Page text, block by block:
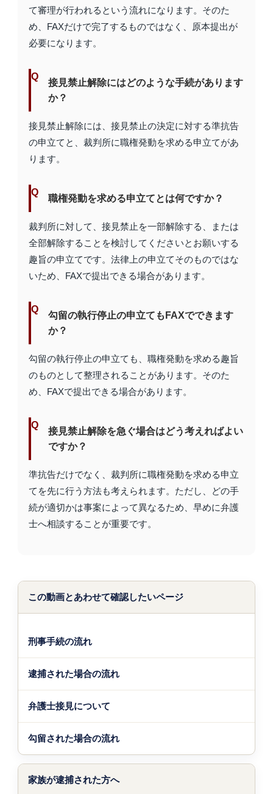
て審理が行われるという流れになります。そのた
め、FAXだけで完了するものではなく、原本提出が
必要になります。
接見禁止解除にはどのような手続があります
か？
接見禁止解除には、接見禁止の決定に対する準抗告
の申立てと、裁判所に職権発動を求める申立てがあ
ります。
職権発動を求める申立てとは何ですか？
裁判所に対して、接見禁止を一部解除する、または
全部解除することを検討してくださいとお願いする
趣旨の申立てです。法律上の申立てそのものではな
いため、FAXで提出できる場合があります。
勾留の執行停止の申立てもFAXでできます
か？
勾留の執行停止の申立ても、職権発動を求める趣旨
のものとして整理されることがあります。そのた
め、FAXで提出できる場合があります。
接見禁止解除を急ぐ場合はどう考えればよい
ですか？
準抗告だけでなく、裁判所に職権発動を求める申立
てを先に行う方法も考えられます。ただし、どの手
続が適切かは事案によって異なるため、早めに弁護
士へ相談することが重要です。
この動画とあわせて確認したいページ
刑事手続の流れ
逮捕された場合の流れ
弁護士接見について
勾留された場合の流れ
家族が逮捕された方へ